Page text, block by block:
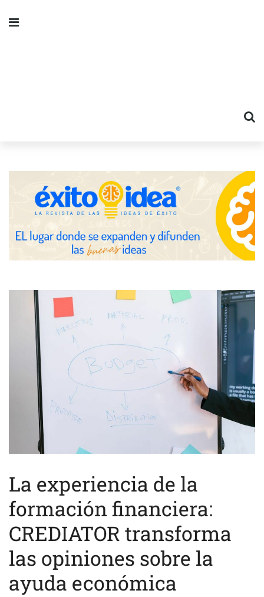
La experiencia de la
formación financiera:
CREDIATOR transforma
las opiniones sobre la
ayuda económica